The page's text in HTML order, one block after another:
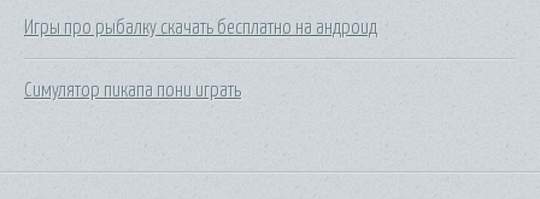
Игры про рыбалку скачать бесплатно на андроид
Симулятор пикапа пони играть